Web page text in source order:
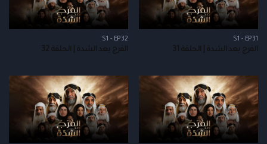
S1 - EP31
الفرج بعد الشدة | الحلقة 31
S1 - EP32
الفرج بعد الشدة | الحلقة 32